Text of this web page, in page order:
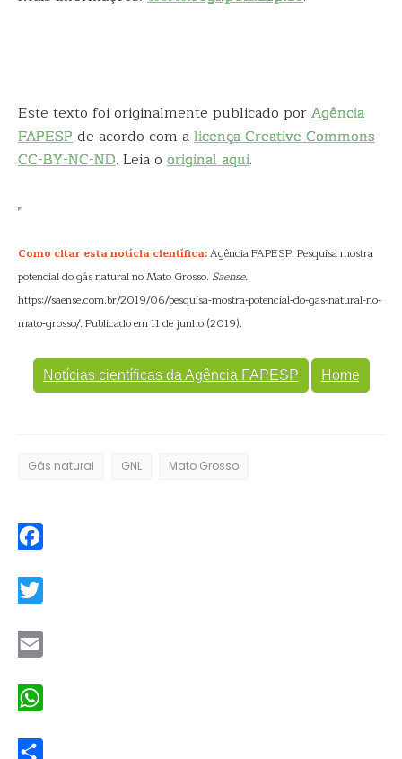
Este texto foi originalmente publicado porAgência
FAPESPde acordo com alicença Creative Commons
CC-BY-NC-ND. Leia o original aqui.
Como citar esta notícia científica:Agência FAPESP. Pesquisa mostra
potencial do gás natural no Mato Grosso. Saense.
https://saense.com.br/2019/06/pesquisa-mostra-potencial-do-gas-natural-no-
mato-grosso/. Publicado em 11 de junho (2019).
Notícias científicas da Agência FAPESP Home
Gás natural GNL Mato Grosso